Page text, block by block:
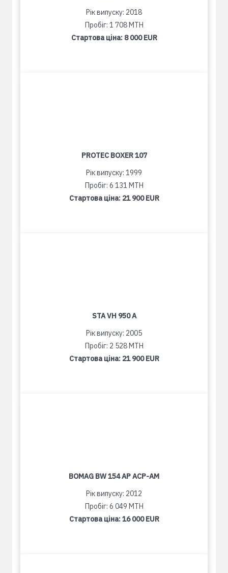
Рік випуску: 2018
Пробіг: 1 708 MTH
Стартова ціна: 8 000 EUR
PROTEC BOXER 107
Рік випуску: 1999
Пробіг: 6 131 MTH
Стартова ціна: 21 900 EUR
STA VH 950 A
Рік випуску: 2005
Пробіг: 2 528 MTH
Стартова ціна: 21 900 EUR
BOMAG BW 154 AP ACP-AM
Рік випуску: 2012
Пробіг: 6 049 MTH
Стартова ціна:16 000 EUR